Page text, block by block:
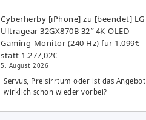
Cyberherby [iPhone] zu [beendet] LG
Ultragear 32GX870B 32″ 4K-OLED-
Gaming-Monitor (240 Hz) für 1.099€
statt 1.277,02€
5. August 2026
Servus, Preisirrtum oder ist das Angebot
wirklich schon wieder vorbei?